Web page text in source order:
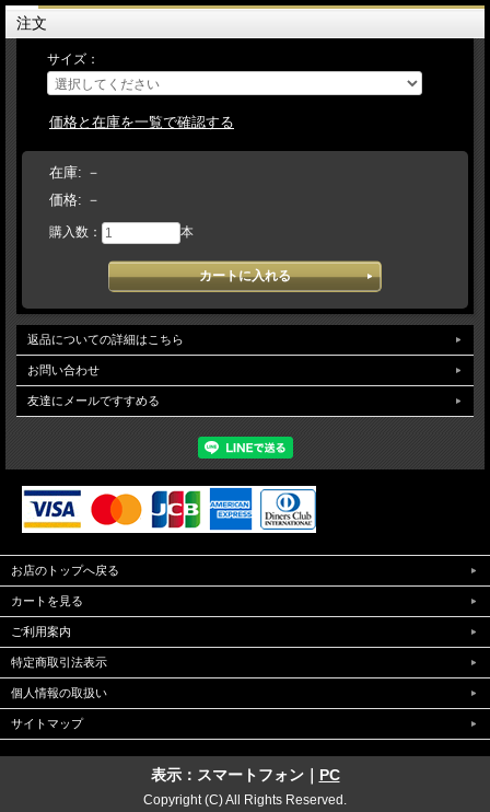
注文
サイズ：
価格と在庫を一覧で確認する
在庫: －
価格: －
購入数： 本
返品についての詳細はこちら
お問い合わせ
友達にメールですすめる
お店のトップへ戻る
カートを見る
ご利用案内
特定商取引法表示
個人情報の取扱い
サイトマップ
表示：スマートフォン｜ PC
Copyright (C) All Rights Reserved.